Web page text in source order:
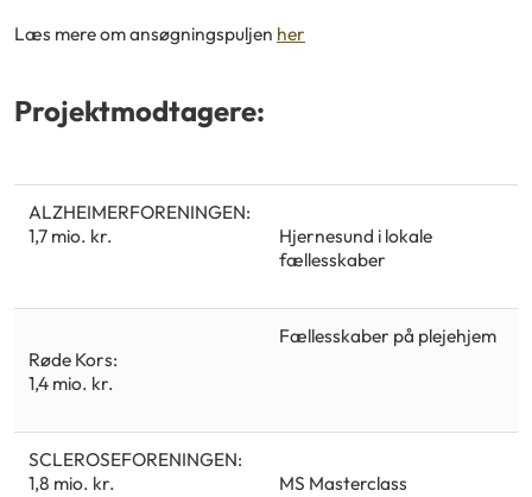
Læs mere om ansøgningspuljen her
Projektmodtagere:
ALZHEIMERFORENINGEN:
1,7 mio. kr.
Hjernesund i lokale
fællesskaber
Røde Kors:
1,4 mio. kr.
Fællesskaber på plejehjem
SCLEROSEFORENINGEN:
1,8 mio. kr.
MS Masterclass